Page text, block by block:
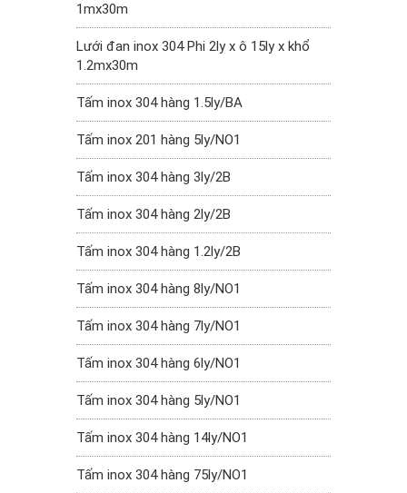
1mx30m
Lưới đan inox 304 Phi 2ly x ô 15ly x khổ
1.2mx30m
Tấm inox 304 hàng 1.5ly/BA
Tấm inox 201 hàng 5ly/NO1
Tấm inox 304 hàng 3ly/2B
Tấm inox 304 hàng 2ly/2B
Tấm inox 304 hàng 1.2ly/2B
Tấm inox 304 hàng 8ly/NO1
Tấm inox 304 hàng 7ly/NO1
Tấm inox 304 hàng 6ly/NO1
Tấm inox 304 hàng 5ly/NO1
Tấm inox 304 hàng 14ly/NO1
Tấm inox 304 hàng 75ly/NO1